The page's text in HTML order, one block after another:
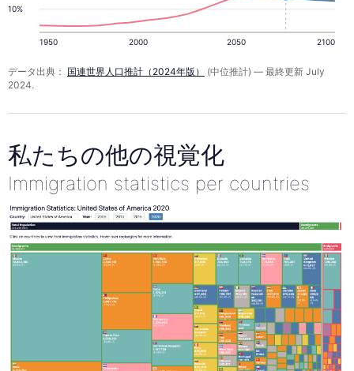
10%
1950 2000 2050 2100
データ出典： 国連世界人口推計（2024年版）
(中位推計) — 最終更新 July
2024.
私たちの他の視覚化
Immigration statistics per countries